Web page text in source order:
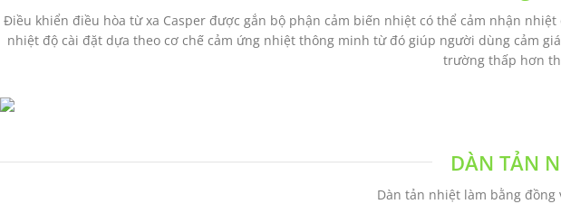
Điều khiển điều hòa từ xa Casper được gắn bộ phận cảm biến nhiệt có thể cảm nhận
nhiệt độ cài đặt dựa theo cơ chế cảm ứng nhiệt thông minh từ đó giúp người dùng cảm
trường thấp hơn
DÀN TẢN
Dàn tản nhiệt làm bằng